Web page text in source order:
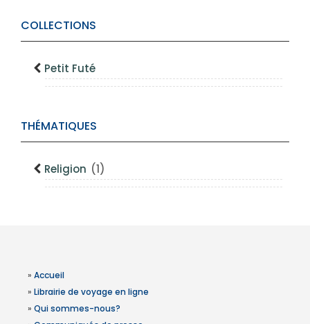
COLLECTIONS
Petit Futé
THÉMATIQUES
Religion (1)
» Accueil
» Librairie de voyage en ligne
» Qui sommes-nous?